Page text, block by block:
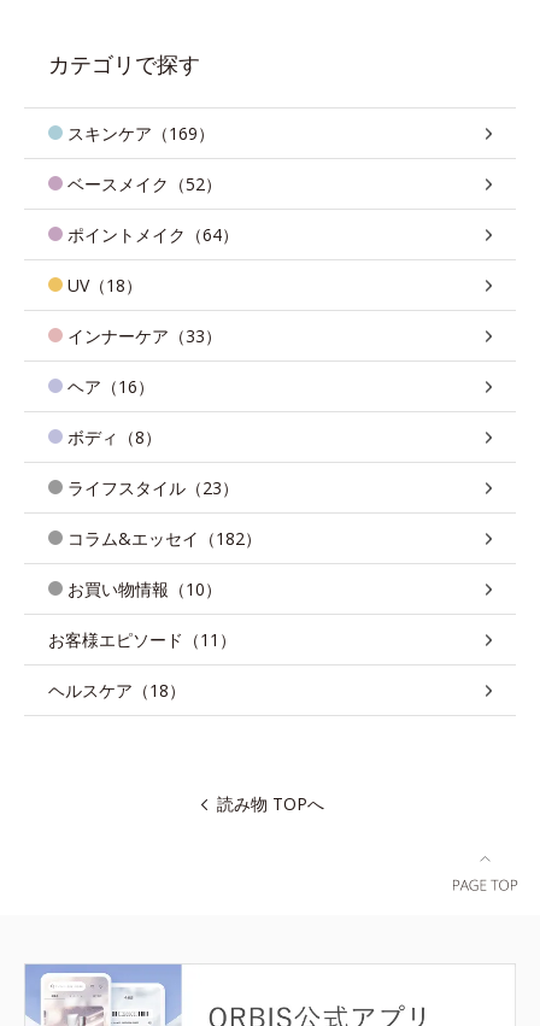
カテゴリで探す
スキンケア（169）
ベースメイク（52）
ポイントメイク（64）
UV（18）
インナーケア（33）
ヘア（16）
ボディ（8）
ライフスタイル（23）
コラム&エッセイ（182）
お買い物情報（10）
お客様エピソード（11）
ヘルスケア（18）
読み物 TOPへ